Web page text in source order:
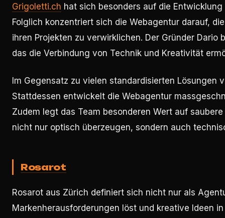
Grigoletti.ch hat sich besonders auf die
Folglich konzentriert sich die Webagentur darauf,
ihren Projekten zu verwirklichen. Der Gründer
das die Verbindung von Technik und Kreativität
Im Gegensatz zu vielen standardisierten Lösungen
Stattdessen entwickelt die Webagentur
Zudem legt das Team besonderen Wert auf
nicht nur optisch überzeugen, sondern auch
Rosarot
Rosarot aus Zürich definiert sich nicht nur als
Markenherausforderungen löst und kreative Ideen